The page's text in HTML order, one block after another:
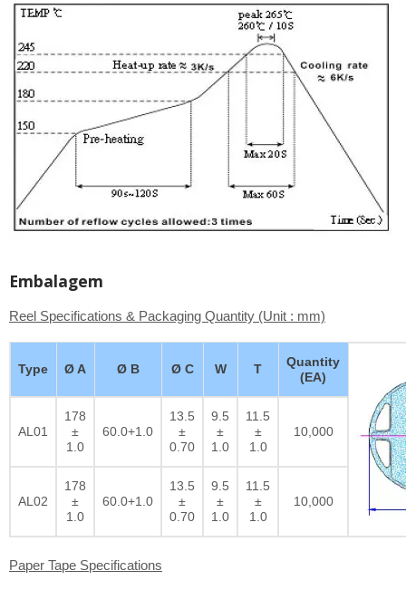
Embalagem
Reel Specifications & Packaging Quantity (Unit : mm)
Type Ø A Ø B Ø C W T
Quantity
(EA)
AL01
178
±
1.0
60.0+1.0
13.5
±
0.70
9.5
±
1.0
11.5
±
1.0
10,000
AL02
178
±
1.0
60.0+1.0
13.5
±
0.70
9.5
±
1.0
11.5
±
1.0
10,000
Paper Tape Specifications